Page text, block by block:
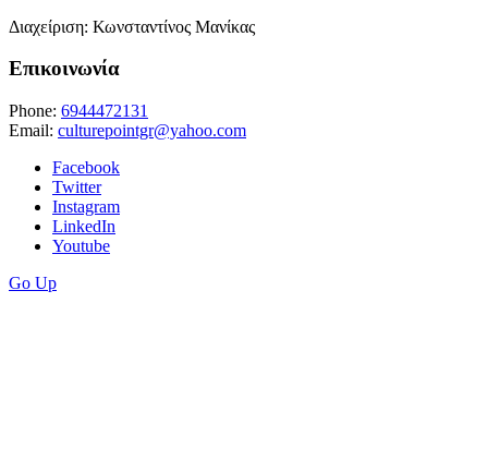
Διαχείριση: Κωνσταντίνος Μανίκας
Επικοινωνία
Phone: 6944472131
Email: culturepointgr@yahoo.com
Facebook
Twitter
Instagram
LinkedIn
Youtube
Go Up